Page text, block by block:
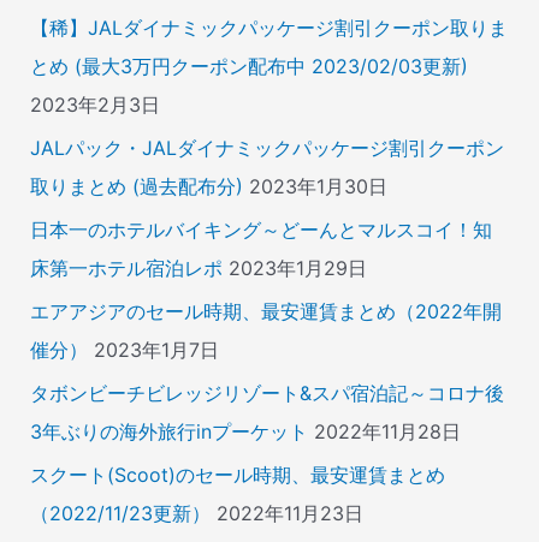
【稀】JALダイナミックパッケージ割引クーポン取りま
とめ (最大3万円クーポン配布中 2023/02/03更新)
2023年2月3日
JALパック・JALダイナミックパッケージ割引クーポン
取りまとめ (過去配布分) 2023年1月30日
日本一のホテルバイキング～どーんとマルスコイ！知
床第一ホテル宿泊レポ 2023年1月29日
エアアジアのセール時期、最安運賃まとめ（2022年開
催分）
2023年1月7日
タボンビーチビレッジリゾート&スパ宿泊記～コロナ後
3年ぶりの海外旅行inプーケット 2022年11月28日
スクート(Scoot)のセール時期、最安運賃まとめ
（2022/11/23更新）
2022年11月23日